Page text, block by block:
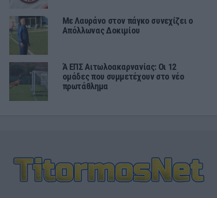
Με Λαυράνο στον πάγκο συνεχίζει ο
Απόλλωνας Δοκιμίου
Ά ΕΠΣ Αιτωλοακαρνανίας: Οι 12
ομάδες που συμμετέχουν στο νέο
πρωτάθλημα